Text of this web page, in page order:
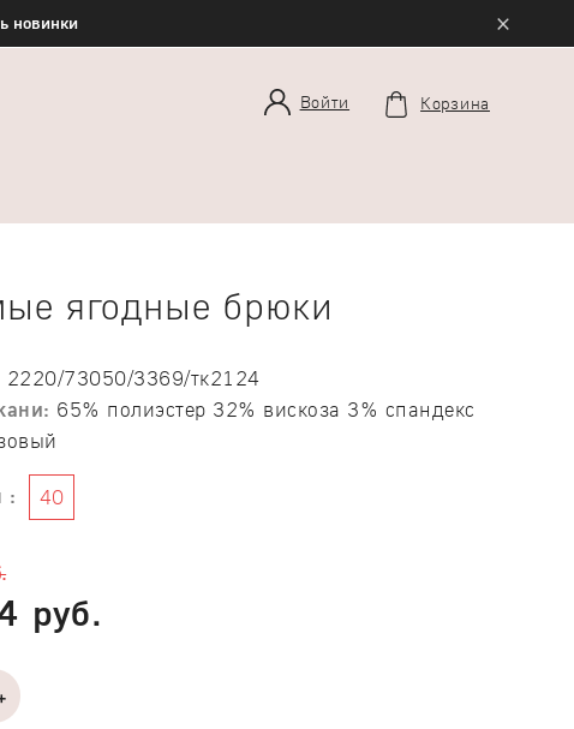
новинки ×
Войти Корзина
ягодные брюки
2220/73050/3369/тк2124
65% полиэстер 32% вискоза 3% спандекс
: 40
руб.